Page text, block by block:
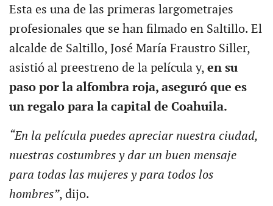
Esta es una de las primeras largometrajes
profesionales que se han filmado en Saltillo. El
alcalde de Saltillo, José María Fraustro Siller,
asistió al preestreno de la película y, en su
paso por la alfombra roja, aseguró que es
un regalo para la capital de Coahuila.
“En la película puedes apreciar nuestra ciudad,
nuestras costumbres y dar un buen mensaje
para todas las mujeres y para todos los
hombres”, dijo.